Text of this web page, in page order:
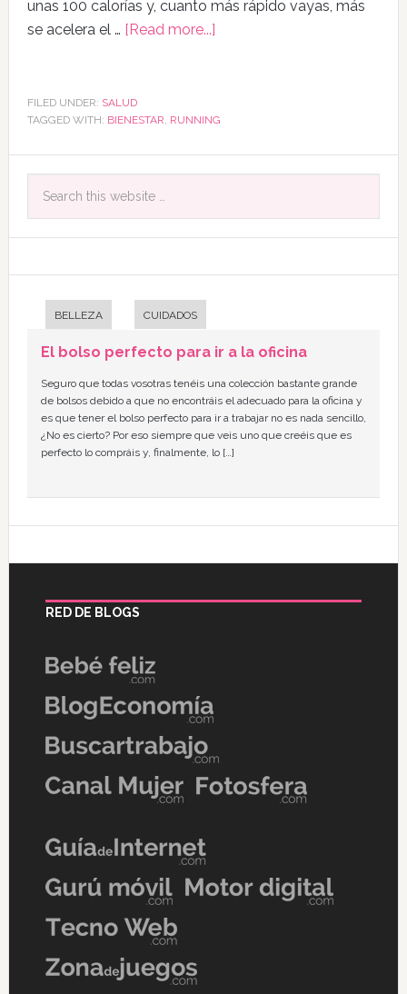
unas 100 calorías y, cuanto más rápido vayas, más
se acelera el … [Read more...]
FILED UNDER: SALUD
TAGGED WITH: BIENESTAR RUNNING
BELLEZA CUIDADOS
El bolso perfecto para ir a la oficina
Seguro que todas vosotras tenéis una colección bastante grande
de bolsos debido a que no encontráis el adecuado para la oficina y
es que tener el bolso perfecto para ir a trabajar no es nada sencillo,
¿No es cierto? Por eso siempre que veis uno que creéis que es
perfecto lo compráis y, finalmente, lo […]
RED DE BLOGS